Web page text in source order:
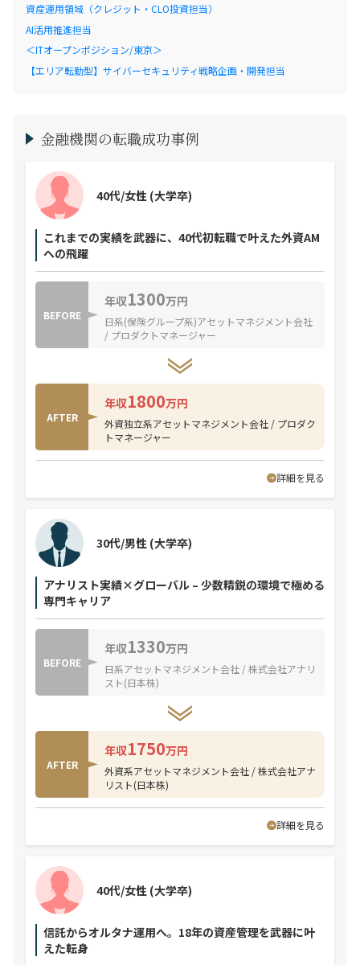
資産運用領域（クレジット・CLO投資担当）
AI活用推進担当
＜ITオープンポジション/東京＞
【エリア転勤型】サイバーセキュリティ戦略企画・開発担当
金融機関の転職成功事例
これまでの実績を武器に、40代初転職で叶えた外資AM
への飛躍
40代/女性 (大学卒)
BEFORE
年収1300万円
日系(保険グループ系)アセットマネジメント会社
/ プロダクトマネージャー
AFTER
年収1800万円
外資独立系アセットマネジメント会社 / プロダク
トマネージャー
詳細を見る
アナリスト実績×グローバル – 少数精鋭の環境で極める
専門キャリア
30代/男性 (大学卒)
BEFORE
年収1330万円
日系アセットマネジメント会社 / 株式会社アナリ
スト(日本株)
AFTER
年収1750万円
外資系アセットマネジメント会社 / 株式会社アナ
リスト(日本株)
詳細を見る
信託からオルタナ運用へ。18年の資産管理を武器に叶
えた転身
40代/女性 (大学卒)